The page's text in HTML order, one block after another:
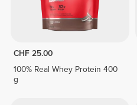
CHF 25.00
100% Real Whey Protein 400
g